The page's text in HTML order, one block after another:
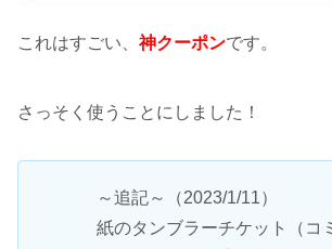
これはすごい、神クーポンです。
さっそく使うことにしました！
～追記～（2023/1/11）
紙のタンブラーチケット（コ